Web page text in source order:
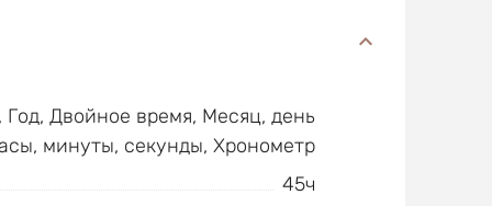
Двойное время, Месяц, день
минуты, секунды, Хронометр
45ч